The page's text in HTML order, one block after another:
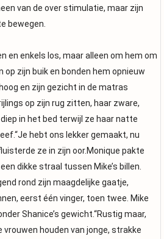
van de over stimulatie, maar zijn
bewegen.
en enkels los, maar alleen om hem om
op zijn buik en bonden hem opnieuw
en zijn gezicht in de matras
op zijn rug zitten, haar zware,
in het bed terwijl ze haar natte
hebt ons lekker gemaakt, nu
ze in zijn oor.Monique pakte
dikke straal tussen Mike’s billen.
rond zijn maagdelijke gaatje,
eerst één vinger, toen twee. Mike
Shanice’s gewicht.“Rustig maar,
houden van jonge, strakke